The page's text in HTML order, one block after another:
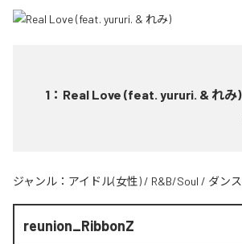
1 ： Real Love (feat. yururi. & れみ)
ジャンル： アイドル(女性) / R&B/Soul / ダンス
reunion_RibbonZ